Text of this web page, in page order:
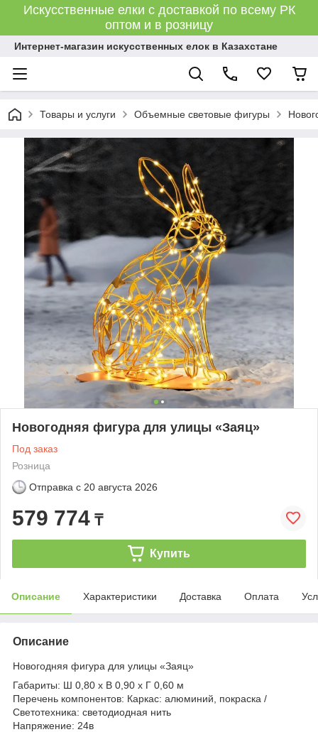
Искусственные елки с доставкой по всему РК
оптом и в розницу
Интернет-магазин искусственных елок в Казахстане
Товары и услуги Объемные световые фигуры
Новогодняя фигура для улицы «Заяц»
Под заказ
Розница
Отправка с 20 августа 2026
579 774 ₸
Купить
Описание Характеристики Доставка Оплата
Описание
Новогодняя фигура для улицы «Заяц»
Габариты: Ш 0,80 x В 0,90 x Г 0,60 м
Перечень компонентов: Каркас: алюминий, покраска /
Светотехника: светодиодная нить
Напряжение: 24в